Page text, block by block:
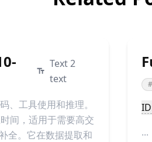
Text 2
text
、工具使用和推理。
间，适用于需要高交
全。它在数据提取和
#
...